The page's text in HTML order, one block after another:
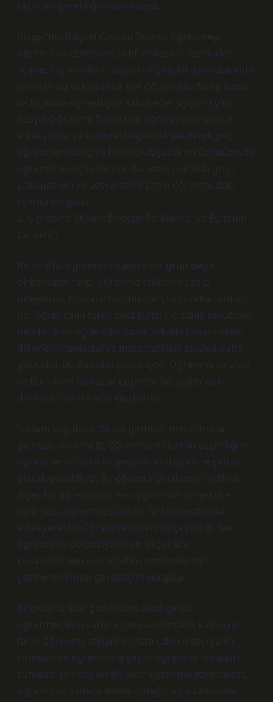
taşıması gerektiğini savunuyor.
Piaget’nin Bilişsel Gelişim Teorisi, öğrenmeyi
öğrencinin çevresiyle aktif etkileşimi üzerinden
açıklar. Öğrencilerin düşünsel gelişim aşamalarında
yer alan bu yaklaşımlar, her öğrencinin farklı hızda
ve biçimde öğrendiğini kabul eder. Vygotsky’nin
Sosyal Öğrenme Teorisi ise öğrenmenin sosyal
etkileşimler ve kültürel bağlamla şekillendiğini,
öğrencilerin bilgiye birlikte ulaşarak en üst düzeyde
öğrenebileceğini belirtir. Bu teori, özellikle grup
çalışmasının ve sosyal etkileşimin öğrenmedeki
rolünü vurgular.
2. Öğrenme Stilleri: Bireysel Farklılıklar ve Eğitimin
Esnekliği
Bir sınıfta, öğrenciler sadece bir grup değil,
birbirinden farklı öğrenme stillerine sahip
bireylerdir. Howard Gardner’ın Çoklu Zeka Teorisi,
her öğrencinin farklı zekâ türlerine sahip olduğunu
belirtir; bazı öğrenciler sözel zekâda başarılıyken,
diğerleri mantıksal ve matematiksel zekâda daha
güçlüdür. Bu da şunu gösteriyor: Öğrenme tarzları
ve teknikleri ne kadar çeşitlenirse, eğitimdeki
dönüşüm de o kadar güçlü olur.
Sunum kağıdının “fırına girmesi” metaforuna
gelirsek, bu örneği, öğrenme stillerinin çeşitliliği ve
öğrencilerin farklı ihtiyaçlarına hitap etme çabası
olarak görebiliriz. Bir öğrenci için dersin metinle,
diğer bir öğrenci için ise uygulamalı bir şekilde
verilmesi, öğrenme sürecini farklı boyutlarda
etkileyecektir. Öğrenme stillerinin çeşitliliği, her
öğrencinin potansiyelini en iyi şekilde
kullanabilmesi için öğretim yöntemlerinin
çeşitlendirilmesi gerektiğini vurgular.
Bireysel farklar göz önüne alındığında,
öğretmenlerin sadece ders anlatmakla kalmayıp,
farklı öğrenme stillerine hitap eden materyaller
sunması ve öğrencilere çeşitli öğrenme fırsatları
sunması çok önemlidir. Aktif öğrenme yöntemleri,
öğrencinin sadece dinleyici değil, aynı zamanda